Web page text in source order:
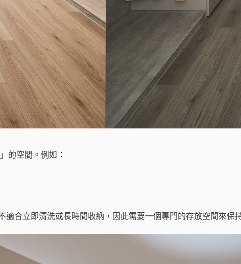
的空間。例如：
合立即清洗或長時間收納，因此需要一個專門的存放空間來保